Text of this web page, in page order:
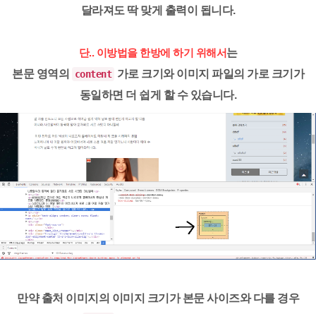
달라져도 딱 맞게 출력이 됩니다.
단.. 이방법을 한방에 하기 위해서는
본문 영역의
content 가로 크기 와 이미지 파일의 가로 크기 가
동일하면 더 쉽게 할 수 있습니다.
만약 출처 이미지의 이미지 크기가 본문 사이즈와 다를 경우